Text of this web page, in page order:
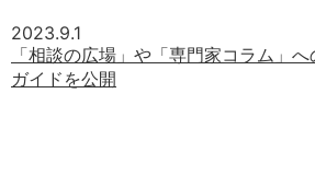
2023.9.1
「相談の広場」や「専門家コラム」
ガイドを公開